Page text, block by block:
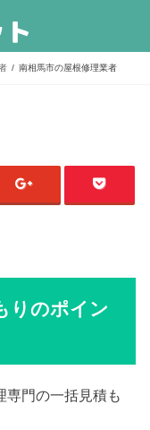
南相馬市の屋根修理業者
りのポイン
専門の一括見積も